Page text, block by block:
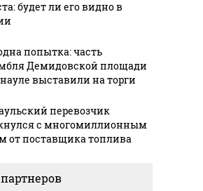
будет ли его видно в
попытка: часть
Демидовской площади
выставили на торги
перевозчик
с многомиллионным
от поставщика топлива